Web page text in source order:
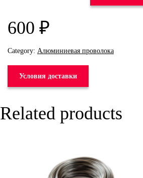
600 ₽
Category: Алюминиевая проволока
Условия доставки
Related products